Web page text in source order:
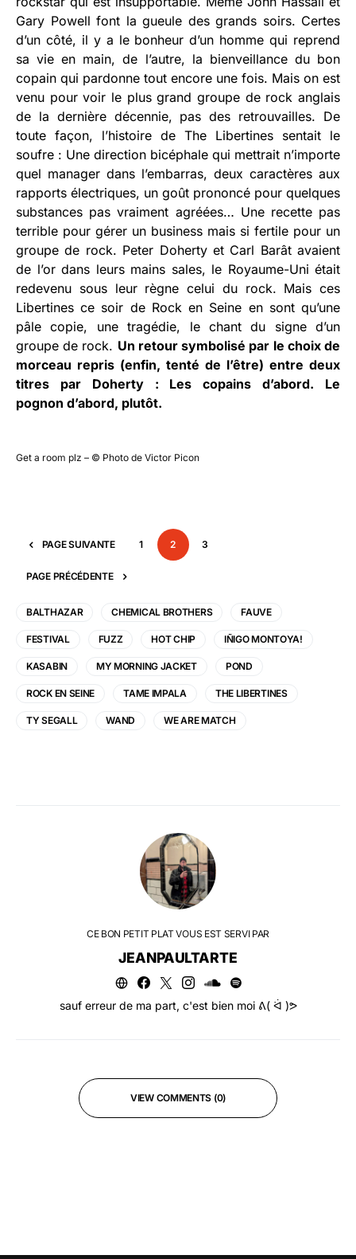
Gary Powell font la gueule des grands soirs. Certes
d’un côté, il y a le bonheur d’un homme qui reprend
sa vie en main, de l’autre, la bienveillance du bon
copain qui pardonne tout encore une fois. Mais on est
venu pour voir le plus grand groupe de rock anglais
de la dernière décennie, pas des retrouvailles. De
toute façon, l’histoire de The Libertines sentait le
soufre : Une direction bicéphale qui mettrait n’importe
quel manager dans l’embarras, deux caractères aux
rapports électriques, un goût prononcé pour quelques
substances pas vraiment agréées… Une recette pas
terrible pour gérer un business mais si fertile pour un
groupe de rock. Peter Doherty et Carl Barât avaient
de l’or dans leurs mains sales, le Royaume-Uni était
redevenu sous leur règne celui du rock. Mais ces
Libertines ce soir de Rock en Seine en sont qu’une
pâle copie, une tragédie, le chant du signe d’un
groupe de rock. Un retour symbolisé par le choix de
morceau repris (enfin, tenté de l’être) entre deux
titres par Doherty : Les copains d’abord. Le
pognon d’abord, plutôt.
Get a room plz – © Photo de Victor Picon
PAGE SUIVANTE 1 2 3
PAGE PRÉCÉDENTE
BALTHAZAR CHEMICAL BROTHERS FAUVE
FESTIVAL FUZZ HOT CHIP IÑIGO MONTOYA!
KASABIN MY MORNING JACKET POND
ROCK EN SEINE TAME IMPALA THE LIBERTINES
TY SEGALL WAND WE ARE MATCH
CE BON PETIT PLAT VOUS EST SERVI PAR
JEANPAULTARTE
sauf erreur de ma part, c'est bien moi ᕕ( ᐛ )ᕗ
VIEW COMMENTS (0)